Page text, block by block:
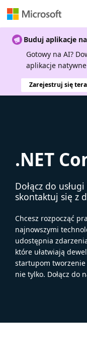
Buduj aplikacje
Gotowy na AI?
aplikacje
Zarejestruj się
.NET
Dołącz do
skontaktuj się z
Chcesz rozpocząć
najnowszymi
udostępnia
które ułatwiają
startupom
nie tylko. Dołącz do